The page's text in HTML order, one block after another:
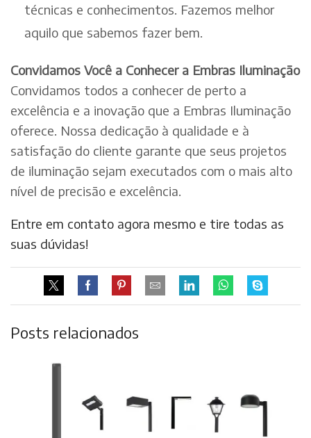
técnicas e conhecimentos. Fazemos melhor
aquilo que sabemos fazer bem.
Convidamos Você a Conhecer a Embras Iluminação
Convidamos todos a conhecer de perto a
excelência e a inovação que a Embras Iluminação
oferece. Nossa dedicação à qualidade e à
satisfação do cliente garante que seus projetos
de iluminação sejam executados com o mais alto
nível de precisão e excelência.
Entre em contato agora mesmo e tire todas as
suas dúvidas!
Posts relacionados